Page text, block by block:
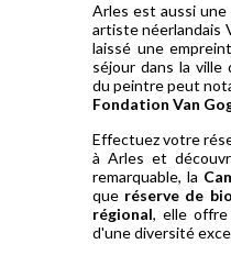
Arles est aussi une
artiste néerlandais
laissé une
séjour dans la ville
du peintre peut
Fondation Van
Effectuez votre
à Arles et
remarquable, la
que réserve de
régional, elle
d'une diversité